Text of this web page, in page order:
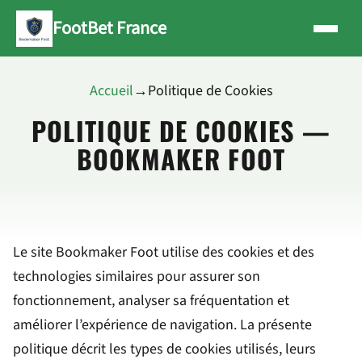
FootBet France
Accueil→Politique de Cookies
POLITIQUE DE COOKIES —
BOOKMAKER FOOT
Le site Bookmaker Foot utilise des cookies et des
technologies similaires pour assurer son
fonctionnement, analyser sa fréquentation et
améliorer l’expérience de navigation. La présente
politique décrit les types de cookies utilisés, leurs